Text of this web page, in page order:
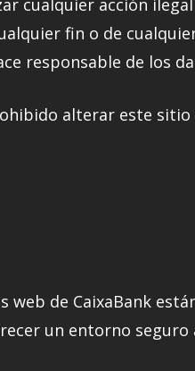
cualquier acción
fin o de
responsable de los
alterar este
web de CaixaBank
un entorno seguro